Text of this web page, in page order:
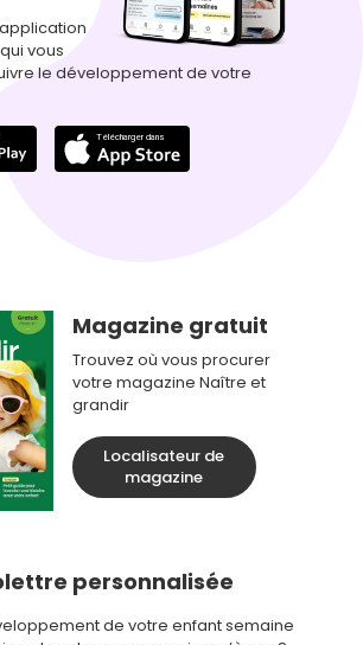
vous
le développement de votre
Magazine gratuit
Trouvez où vous procurer
votre magazine Naître et
grandir
Localisateur de
magazine
personnalisée
de votre enfant semaine